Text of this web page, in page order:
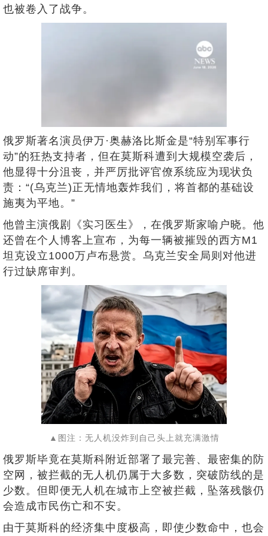
也被卷入了战争。
俄罗斯著名演员伊万·奥赫洛比斯金是“特别军事行
动”的狂热支持者，但在莫斯科遭到大规模空袭后，
他显得十分沮丧，并严厉批评官僚系统应为现状负
责：“(乌克兰)正无情地轰炸我们，将首都的基础设
施夷为平地。”
他曾主演俄剧《实习医生》，在俄罗斯家喻户晓。他
还曾在个人博客上宣布，为每一辆被摧毁的西方M1
坦克设立1000万卢布悬赏。乌克兰安全局则对他进
行过缺席审判。
▲图注：无人机没炸到自己头上就充满激情
俄罗斯毕竟在莫斯科附近部署了最完善、最密集的防
空网，被拦截的无人机仍属于大多数，突破防线的是
少数。但即便无人机在城市上空被拦截，坠落残骸仍
会造成市民伤亡和不安。
由于莫斯科的经济集中度极高，即使少数命中，也会